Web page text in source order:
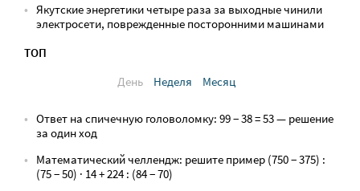
Якутские энергетики четыре раза за выходные чинили
электросети, поврежденные посторонними машинами
ТОП
День
Неделя Месяц
Ответ на спичечную головоломку: 99 − 38 = 53 — решение
за один ход
Математический челлендж: решите пример (750 − 375) :
(75 − 50) · 14 + 224 : (84 − 70)